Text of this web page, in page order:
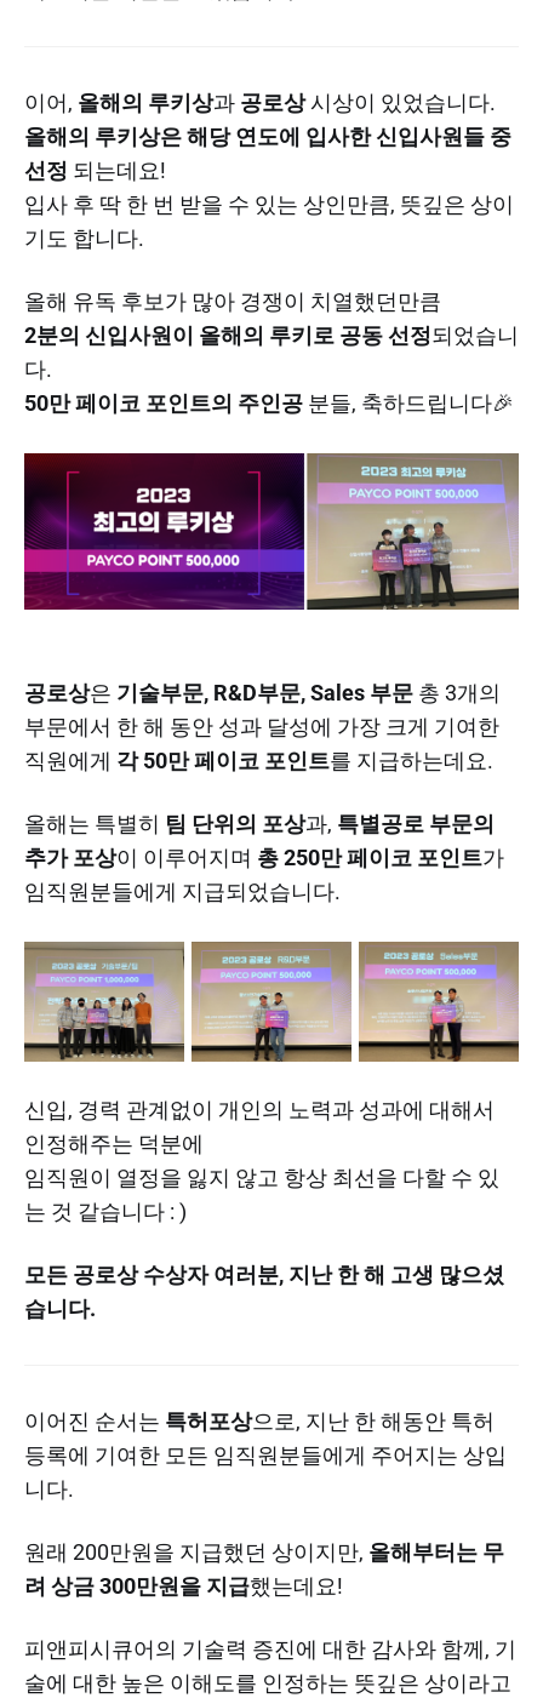
이어, 올해의 루키상과 공로상시상이 있었습니다.
올해의 루키상은 해당 연도에 입사한 신입사원들 중
선정 되는데요!
입사 후 딱 한 번 받을 수 있는 상인만큼, 뜻깊은 상이
기도 합니다.
올해 유독 후보가 많아 경쟁이 치열했던만큼
2분의 신입사원이 올해의 루키로 공동 선정되었습니
다.
50만 페이코 포인트의 주인공 분들, 축하드립니다🎉
공로상은 기술부문, R&D부문, Sales 부문 총 3개의
부문에서 한 해 동안 성과 달성에 가장 크게 기여한
직원에게 각 50만 페이코 포인트를 지급하는데요.
올해는 특별히 팀 단위의 포상과, 특별공로 부문의
추가 포상이 이루어지며 총 250만 페이코 포인트가
임직원분들에게 지급되었습니다.
신입, 경력 관계없이 개인의 노력과 성과에 대해서
인정해주는 덕분에
임직원이 열정을 잃지 않고 항상 최선을 다할 수 있
는 것 같습니다 : )​
모든 공로상 수상자 여러분, 지난 한 해 고생 많으셨
습니다.
이어진 순서는 특허포상으로, 지난 한 해동안 특허
등록에 기여한 모든 임직원분들에게 주어지는 상입
니다.
원래 200만원을 지급했던 상이지만, 올해부터는 무
려 상금 300만원을 지급했는데요!
피앤피시큐어의 기술력 증진에 대한 감사와 함께, 기
술에 대한 높은 이해도를 인정하는 뜻깊은 상이라고